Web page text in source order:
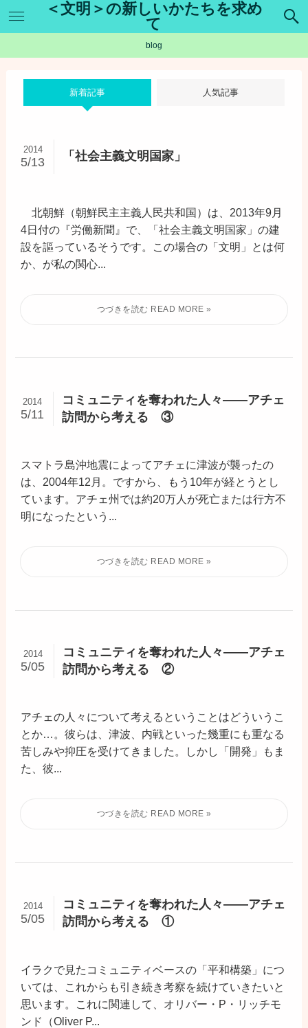
＜文明＞の新しいかたちを求め
て
blog
新着記事 人気記事
「社会主義文明国家」
2014
5/13
北朝鮮（朝鮮民主主義人民共和国）は、2013年9月
4日付の『労働新聞』で、「社会主義文明国家」の建
設を謳っているそうです。この場合の「文明」とは何
か、が私の関心...
コミュニティを奪われた人々――アチェ
訪問から考える ③
2014
5/11
スマトラ島沖地震によってアチェに津波が襲ったの
は、2004年12月。ですから、もう10年が経とうとし
ています。アチェ州では約20万人が死亡または行方不
明になったという...
コミュニティを奪われた人々――アチェ
訪問から考える ②
2014
5/05
アチェの人々について考えるということはどういうこ
とか…。彼らは、津波、内戦といった幾重にも重なる
苦しみや抑圧を受けてきました。しかし「開発」もま
た、彼...
コミュニティを奪われた人々――アチェ
訪問から考える ①
2014
5/05
イラクで見たコミュニティベースの「平和構築」につ
いては、これからも引き続き考察を続けていきたいと
思います。これに関連して、オリバー・P・リッチモ
ンド（Oliver P...